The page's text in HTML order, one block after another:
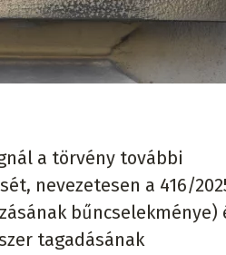
a törvény további
nevezetesen a 416/
bűncselekménye)
tagadásának